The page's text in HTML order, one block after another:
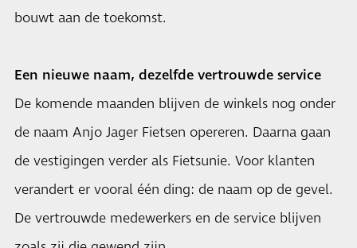
bouwt aan de toekomst.
Een nieuwe naam, dezelfde vertrouwde service
De komende maanden blijven de winkels nog onder
de naam Anjo Jager Fietsen opereren. Daarna gaan
de vestigingen verder als Fietsunie. Voor klanten
verandert er vooral één ding: de naam op de gevel.
De vertrouwde medewerkers en de service blijven